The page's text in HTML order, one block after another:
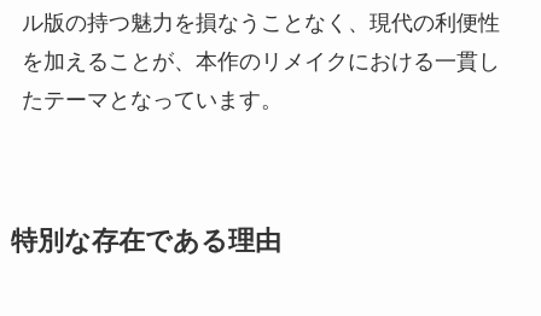
ル版の持つ魅力を損なうことなく、現代の利便性
を加えることが、本作のリメイクにおける一貫し
たテーマとなっています。
特別な存在である理由